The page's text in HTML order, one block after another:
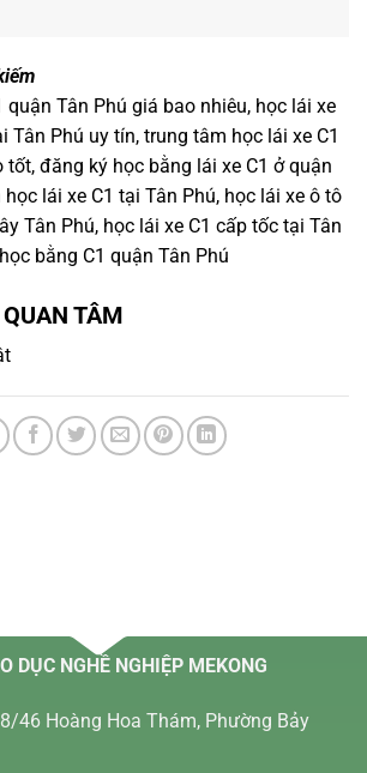
quận Tân Phú giá bao nhiêu, học lái xe
Tân Phú uy tín, trung tâm học lái xe C1
tốt, đăng ký học bằng lái xe C1 ở quận
lái xe C1 tại Tân Phú, học lái xe ô tô
Tân Phú, học lái xe C1 cấp tốc tại Tân
bằng C1 quận Tân Phú
TÂM
DỤC NGHỀ NGHIỆP MEKONG
46 Hoàng Hoa Thám, Phường Bảy